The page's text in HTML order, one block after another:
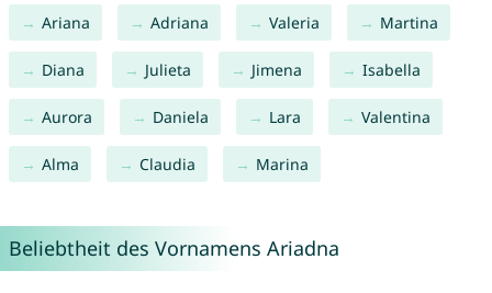
Ariana Adriana Valeria Martina
Diana Julieta Jimena Isabella
Aurora Daniela Lara Valentina
Alma Claudia Marina
Beliebtheit des Vornamens Ariadna